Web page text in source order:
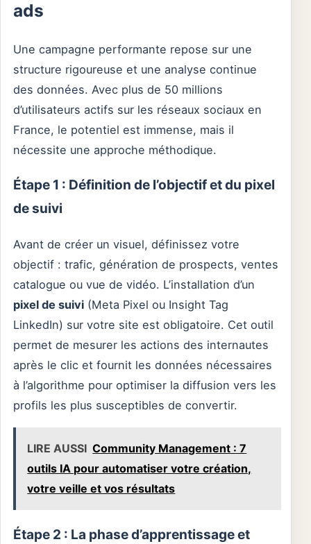
ads
Une campagne performante repose sur une
structure rigoureuse et une analyse continue
des données. Avec plus de 50 millions
d’utilisateurs actifs sur les réseaux sociaux en
France, le potentiel est immense, mais il
nécessite une approche méthodique.
Étape 1 : Définition de l’objectif et du pixel
de suivi
Avant de créer un visuel, définissez votre
objectif : trafic, génération de prospects, ventes
catalogue ou vue de vidéo. L’installation d’un
pixel de suivi (Meta Pixel ou Insight Tag
LinkedIn) sur votre site est obligatoire. Cet outil
permet de mesurer les actions des internautes
après le clic et fournit les données nécessaires
à l’algorithme pour optimiser la diffusion vers les
profils les plus susceptibles de convertir.
LIRE AUSSI Community Management : 7
outils IA pour automatiser votre création,
votre veille et vos résultats
Étape 2 : La phase d’apprentissage et